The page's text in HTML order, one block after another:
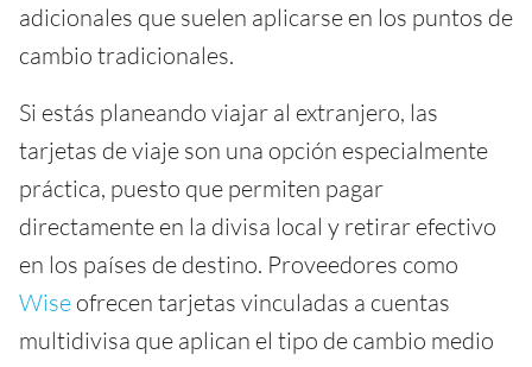
adicionales que suelen aplicarse en los puntos de
cambio tradicionales.
Si estás planeando viajar al extranjero, las
tarjetas de viaje son una opción especialmente
práctica, puesto que permiten pagar
directamente en la divisa local y retirar efectivo
en los países de destino. Proveedores como
Wise ofrecen tarjetas vinculadas a cuentas
multidivisa que aplican el tipo de cambio medio